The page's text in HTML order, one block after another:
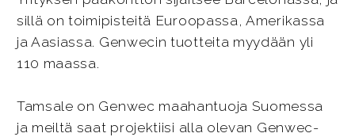
sillä on toimipisteitä Euroopassa, Amerikassa
ja Aasiassa. Genwecin tuotteita myydään yli
110 maassa.
Tamsale on Genwec maahantuoja Suomessa
ja meiltä saat projektiisi alla olevan Genwec-